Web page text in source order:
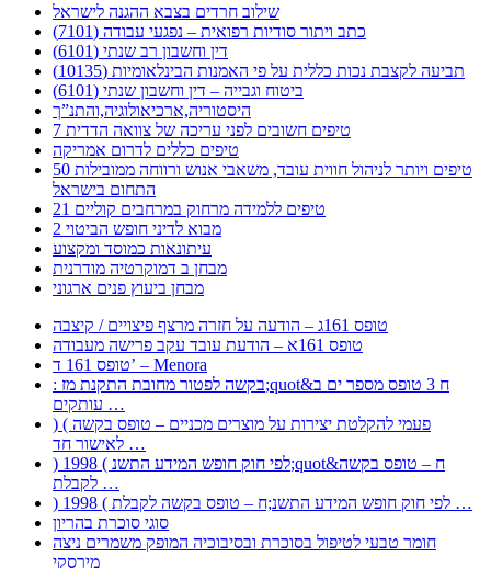
שילוב חרדים בצבא ההגנה לישראל
כתב ויתור סודיות רפואית – נפגעי עבודה (7101)
דין וחשבון רב שנתי (6101)
תביעה לקצבת נכות כללית על פי האמנות הבינלאומיות (10135)
ביטוח וגבייה – דין וחשבון שנתי (6101)
היסטוריה,ארכיאולוגיה,והתנ”ך
7 טיפים חשובים לפני עריכה של צוואה הדדית
טיפים כללים לדרום אמריקה
50 טיפים ויותר לניהול חווית עובד, משאבי אנוש ורווחה ממובילות
התחום בישראל
21 טיפים ללמידה מרחוק במרחבים קוליים
מבוא לדיני חופש הביטוי 2
עיתונאות כמוסד ומקצוע
מבחן ב דמוקרטיה מודרנית
מבחן ביעוץ פנים ארגוני
טופס 161ג – הודעה על חזרה מרצף פיצויים / קיצבה
טופס 161א – הודעת עובד עקב פרישה מעבודה
טופס 161 ד’ – Menora
: בקשה לפטור מחובת התקנת מז;quot&ח 3 טופס מספר ים ב
עותקים …
) ( פעמי להקלטת יצירות על מוצרים מכניים – טופס בקשה
לאישור חד …
) 1998 ( לפי חוק חופש המידע התשנ;quot&ח – טופס בקשה
לקבלת …
) 1998 ( לפי חוק חופש המידע התשנ;ח – טופס בקשה לקבלת …
סוגי סוכרת בהריון
חומר טבעי לטיפול בסוכרת ובסיבוכיה המופק משמרים ניצה
מירסקי